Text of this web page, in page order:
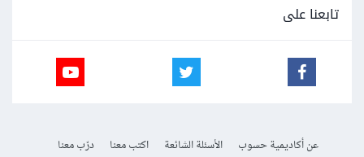
تابعنا على
عن أكاديمية حسوب الأسئلة الشائعة اكتب معنا
درّب معنا